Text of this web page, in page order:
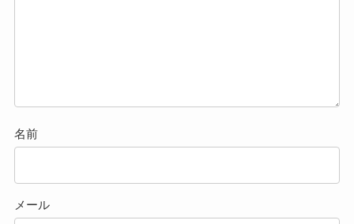
名前
メール